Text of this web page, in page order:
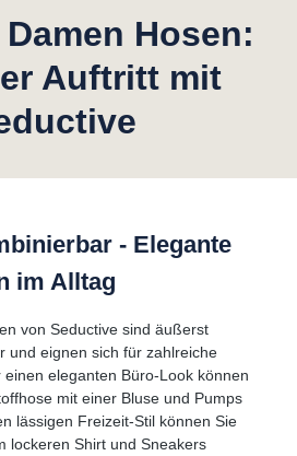
Hosen:
Auftritt mit
- Elegante
im Alltag
von Seductive sind äußerst
und eignen sich für zahlreiche
einen eleganten Büro-Look können
mit einer Bluse und Pumps
lässigen Freizeit-Stil können Sie
lockeren Shirt und Sneakers